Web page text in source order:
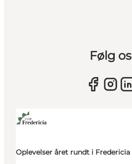
Følg os
Oplevelser året rundt i Fredericia